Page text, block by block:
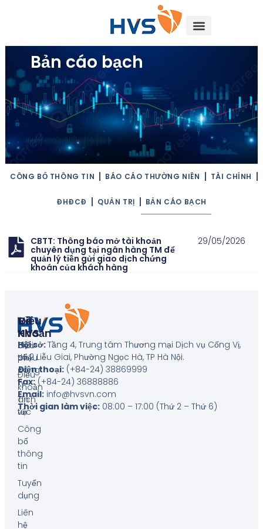
Bản cáo bạch
CÔNG BỐ THÔNG TIN BÁO CÁO THƯỜNG NIÊN TÀI CHÍNH
ĐHĐCĐ QUẢN TRỊ BẢN CÁO BẠCH
CBTT: Thông báo mở tài khoản
chuyên dụng tại ngân hàng TM để
quản lý tiền gửi giao dịch chứng
khoán của khách hàng
29/05/2026
Hội sở:Tầng 4, Trung tâm Thương mại Dịch vụ Cống Vị,
số 2 Liễu Giai, Phường Ngọc Hà, TP Hà Nội.
Điện thoại:(+84-24) 38869999
Fax:(+84-24) 36888886
Email:info@hvsvn.com
Thời gian làm việc:08:00 – 17:00 (Thứ 2 – Thứ 6)
Về
HVS
Giới
thiệu
công
ty
Tin
tức
Công
bố
thông
tin
Tuyển
dụng
Liên
hệ
Điều
Khoản
Biểu
phí
Điều
khoản
dịch
vụ